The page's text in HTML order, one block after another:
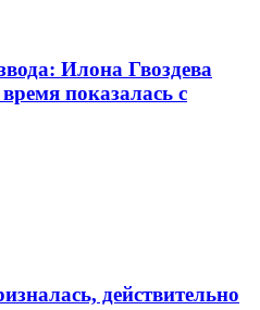
Илона Гвоздева
показалась с
действительно